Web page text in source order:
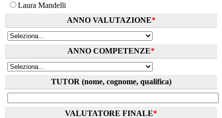
Laura Mandelli
ANNO VALUTAZIONE*
ANNO COMPETENZE*
TUTOR (nome, cognome, qualifica)
VALUTATORE FINALE*